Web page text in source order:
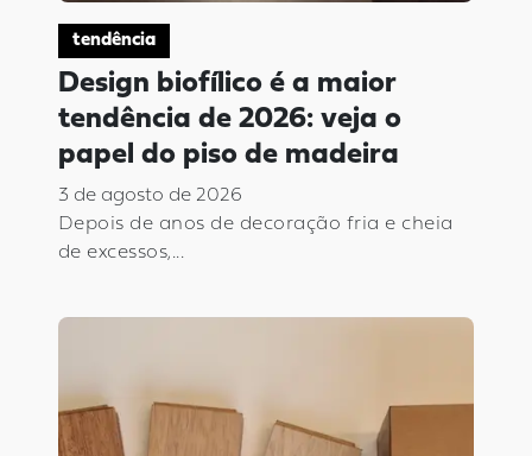
tendência
Design biofílico é a maior
tendência de 2026: veja o
papel do piso de madeira
3 de agosto de 2026
Depois de anos de decoração fria e cheia
de excessos,...